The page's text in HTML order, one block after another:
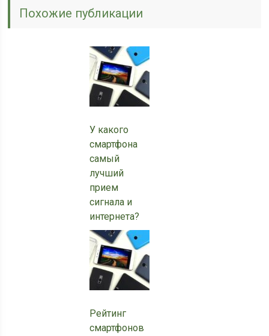
Похожие публикации
У какого
смартфона
самый
лучший
прием
сигнала и
интернета?
Рейтинг
смартфонов